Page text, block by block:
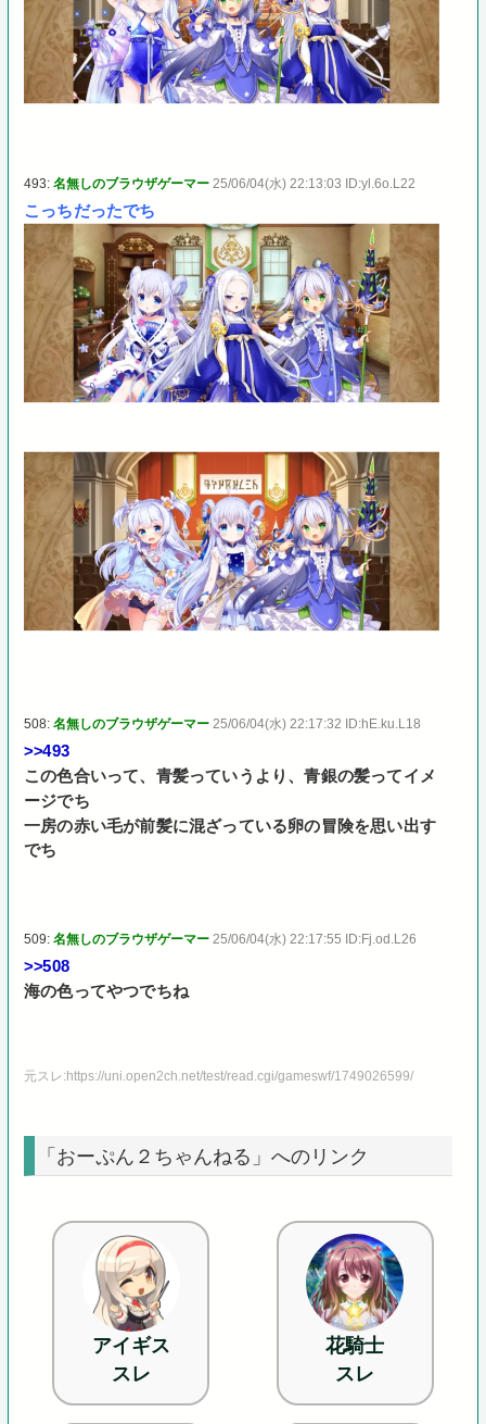
493:名無しのブラウザゲーマー 25/06/04(水) 22:13:03 ID:yl.6o.L22
こっちだったでち
508:名無しのブラウザゲーマー 25/06/04(水) 22:17:32 ID:hE.ku.L18
>>493
この色合いって、青髪っていうより、青銀の髪ってイメ
ージでち
一房の赤い毛が前髪に混ざっている卵の冒険を思い出す
でち
509:名無しのブラウザゲーマー 25/06/04(水) 22:17:55 ID:Fj.od.L26
>>508
海の色ってやつでちね
元スレ:https://uni.open2ch.net/test/read.cgi/gameswf/1749026599/
「おーぷん２ちゃんねる」へのリンク
アイギス
スレ
花騎士
スレ